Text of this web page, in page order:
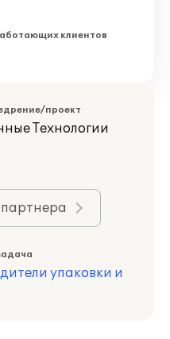
клиентов
проект
Технологии
упаковки и